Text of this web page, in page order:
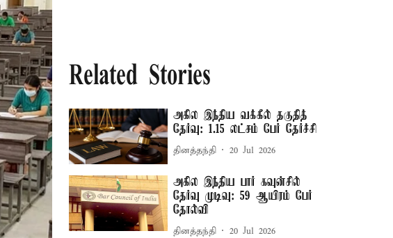
Related Stories
அகில இந்திய வக்கீல் தகுதித்
தேர்வு: 1.15 லட்சம் பேர் தேர்ச்சி
தினத்தந்தி 20 Jul 2026
அகில இந்திய பார் கவுன்சில்
தேர்வு முடிவு: 59 ஆயிரம் பேர்
தோல்வி
தினத்தந்தி 20 Jul 2026